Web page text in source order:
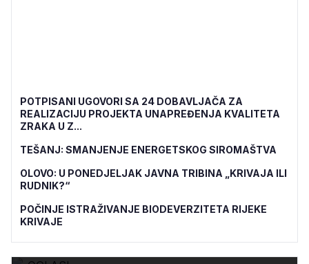
POTPISANI UGOVORI SA 24 DOBAVLJAČA ZA
REALIZACIJU PROJEKTA UNAPREĐENJA KVALITETA
ZRAKA U Z...
TEŠANJ: SMANJENJE ENERGETSKOG SIROMAŠTVA
OLOVO: U PONEDJELJAK JAVNA TRIBINA „KRIVAJA ILI
RUDNIK?“
POČINJE ISTRAŽIVANJE BIODEVERZITETA RIJEKE
KRIVAJE